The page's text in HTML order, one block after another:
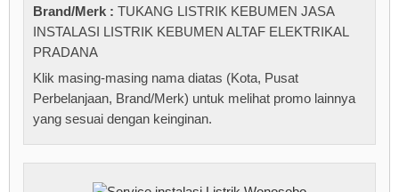
Brand/Merk : TUKANG LISTRIK KEBUMEN JASA
INSTALASI LISTRIK KEBUMEN ALTAF ELEKTRIKAL
PRADANA
Klik masing-masing nama diatas (Kota, Pusat
Perbelanjaan, Brand/Merk) untuk melihat promo lainnya
yang sesuai dengan keinginan.